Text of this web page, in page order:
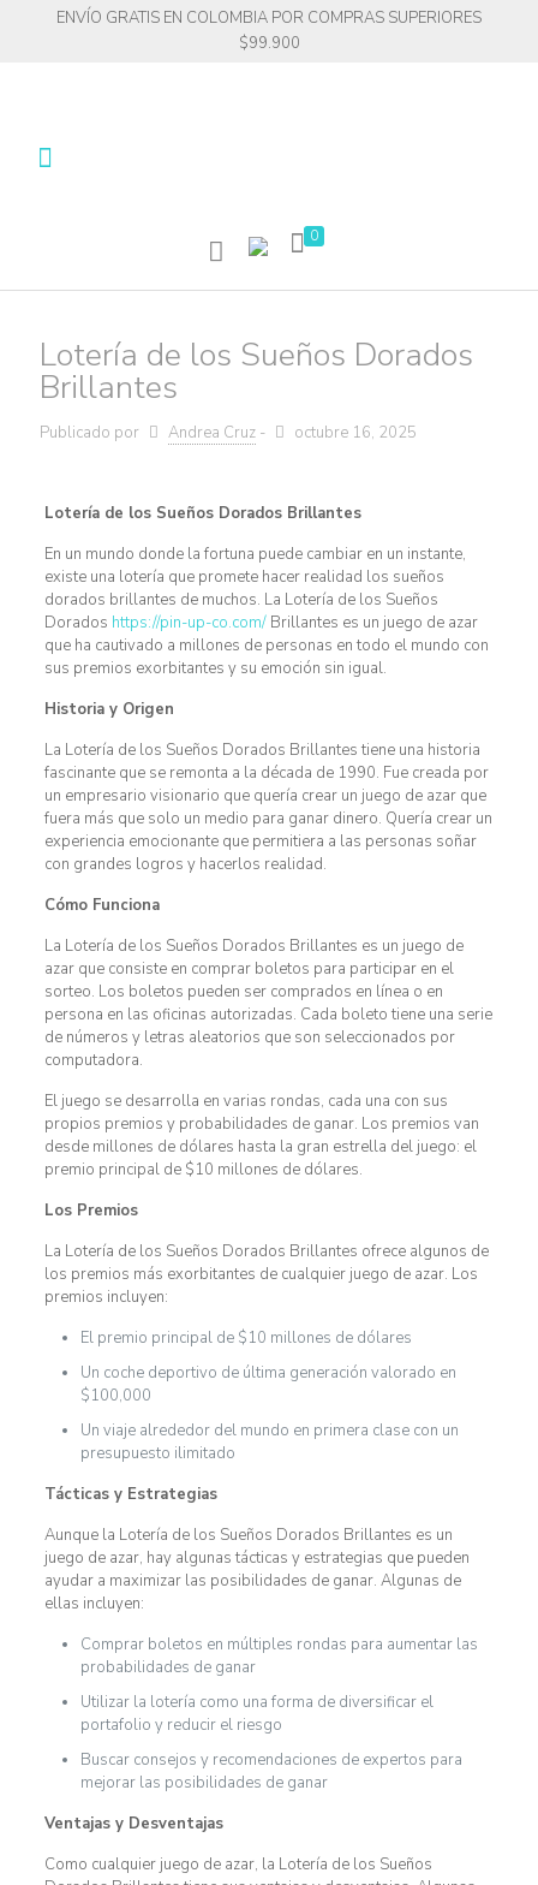
ENVÍO GRATIS EN COLOMBIA POR COMPRAS SUPERIORES
$99.900
0
Lotería de los Sueños Dorados
Brillantes
Publicado por Andrea Cruz - octubre 16, 2025
Lotería de los Sueños Dorados Brillantes
En un mundo donde la fortuna puede cambiar en un instante,
existe una lotería que promete hacer realidad los sueños
dorados brillantes de muchos. La Lotería de los Sueños
Dorados https://pin-up-co.com/Brillantes es un juego de azar
que ha cautivado a millones de personas en todo el mundo con
sus premios exorbitantes y su emoción sin igual.
Historia y Origen
La Lotería de los Sueños Dorados Brillantes tiene una historia
fascinante que se remonta a la década de 1990. Fue creada por
un empresario visionario que quería crear un juego de azar que
fuera más que solo un medio para ganar dinero. Quería crear un
experiencia emocionante que permitiera a las personas soñar
con grandes logros y hacerlos realidad.
Cómo Funciona
La Lotería de los Sueños Dorados Brillantes es un juego de
azar que consiste en comprar boletos para participar en el
sorteo. Los boletos pueden ser comprados en línea o en
persona en las oficinas autorizadas. Cada boleto tiene una serie
de números y letras aleatorios que son seleccionados por
computadora.
El juego se desarrolla en varias rondas, cada una con sus
propios premios y probabilidades de ganar. Los premios van
desde millones de dólares hasta la gran estrella del juego: el
premio principal de $10 millones de dólares.
Los Premios
La Lotería de los Sueños Dorados Brillantes ofrece algunos de
los premios más exorbitantes de cualquier juego de azar. Los
premios incluyen:
El premio principal de $10 millones de dólares
Un coche deportivo de última generación valorado en
$100,000
Un viaje alrededor del mundo en primera clase con un
presupuesto ilimitado
Tácticas y Estrategias
Aunque la Lotería de los Sueños Dorados Brillantes es un
juego de azar, hay algunas tácticas y estrategias que pueden
ayudar a maximizar las posibilidades de ganar. Algunas de
ellas incluyen:
Comprar boletos en múltiples rondas para aumentar las
probabilidades de ganar
Utilizar la lotería como una forma de diversificar el
portafolio y reducir el riesgo
Buscar consejos y recomendaciones de expertos para
mejorar las posibilidades de ganar
Ventajas y Desventajas
Como cualquier juego de azar, la Lotería de los Sueños